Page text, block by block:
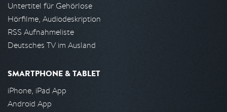
Untertitel für Gehörlose
Hörfilme, Audiodeskription
RSS Aufnahmeliste
Deutsches TV im Ausland
SMARTPHONE & TABLET
iPhone, iPad App
Android App